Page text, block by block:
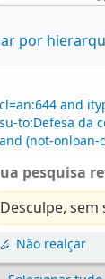
por
and
to:Defesa da
(not-
pesquisa
Desculpe, sem
Não realçar